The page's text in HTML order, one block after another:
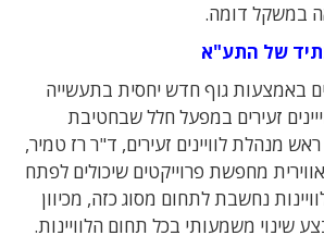
במשקל דומה.
של התע"א
באמצעות גוף חדש יחסית בתעשייה
זעירים במפעל חלל שבחטיבת
מנהלת לוויינים זעירים, ד"ר רז טמיר,
מחפשת פרוייקטים שיכולים לפתח
נחשבת לתחום מסוג כזה, מכיוון
שינוי משמעותי בכל תחום הלוויינות.